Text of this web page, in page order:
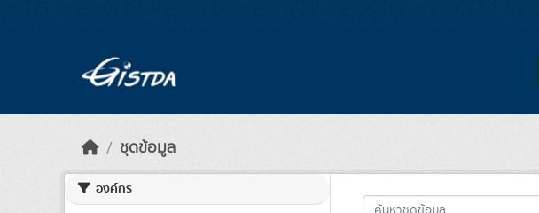
ชุดข้อมูล
องค์กร